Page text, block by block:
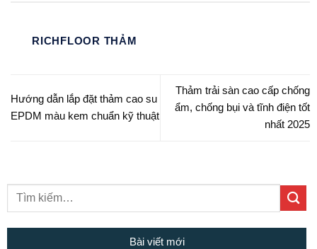
RICHFLOOR THẢM
Hướng dẫn lắp đặt thảm cao su
EPDM màu kem chuẩn kỹ thuật
Thảm trải sàn cao cấp chống
ẩm, chống bụi và tĩnh điện tốt
nhất 2025
Bài viết mới